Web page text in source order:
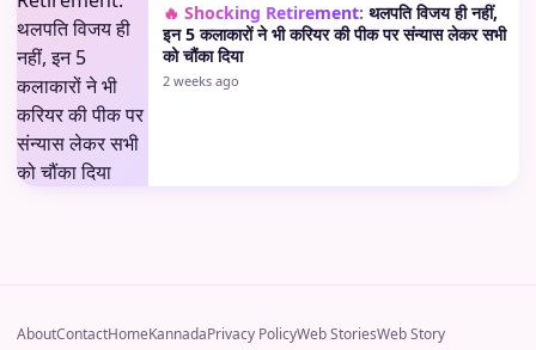
🔥 Shocking Retirement: थलपति विजय ही नहीं,
इन 5 कलाकारों ने भी करियर की पीक पर संन्यास लेकर सभी
को चौंका दिया
2 weeks ago
AboutContactHomeKannadaPrivacy PolicyWeb StoriesWeb Story